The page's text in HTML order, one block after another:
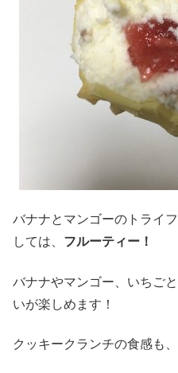
バナナとマンゴーのトライ
しては、 フルーティー！
バナナやマンゴー、いちご
いが楽しめます！
クッキークランチの食感も